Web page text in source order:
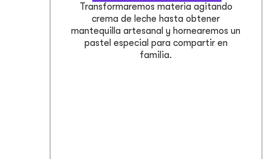
Transformaremos materia agitando
crema de leche hasta obtener
mantequilla artesanal y hornearemos un
pastel especial para compartir en
familia.